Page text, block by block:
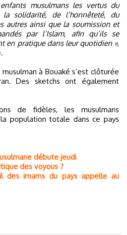
musulmans les vertus du
solidarité, de l’honnêteté, du
autres ainsi que la soumission et
par l’Islam, afin qu’ils se
en pratique dans leur quotidien »,
à Bouaké s’est clôturée
Des sketchs ont également
de fidèles, les musulmans
population totale dans ce pays
débute jeudi
des voyous ?
des imams du pays appelle au